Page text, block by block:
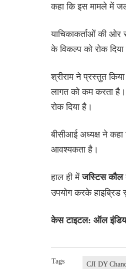
कहा कि इस मामले में
याचिकाकर्ताओं की ओर
के विकल्प को रोक दिया
श्रीराम ने प्रस्तुत
लागत को कम करता है।
रोक दिया है।
बीसीआई अध्यक्ष ने कहा
आवश्यकता है।
हाल ही मेंजस्टिस कौल
उपयोग करके हाइब्रिड
केस टाइटल: ऑल
Tags CJI DY